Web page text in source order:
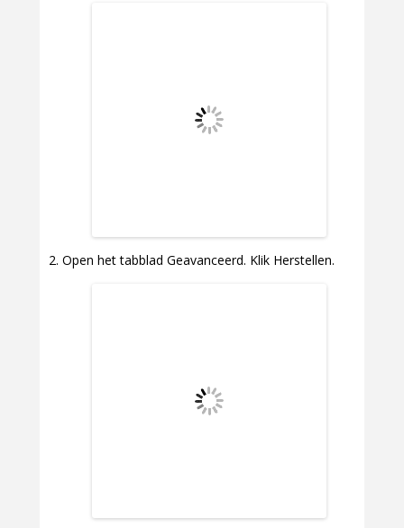
Open het tabblad Geavanceerd. Klik Herstellen.